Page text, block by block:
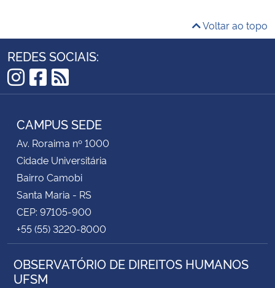
Voltar ao topo
REDES SOCIAIS:
Instagram
Facebook
RSS
CAMPUS SEDE
Av. Roraima nº 1000
Cidade Universitária
Bairro Camobi
Santa Maria - RS
CEP: 97105-900
+55 (55) 3220-8000
OBSERVATÓRIO DE DIREITOS HUMANOS
UFSM